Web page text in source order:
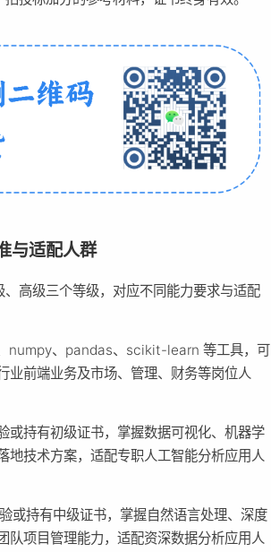
与适配人群
高级三个等级，对应不同能力要求与适配
numpy、pandas、scikit-learn 等工具，可
业前端业务及市场、管理、财务等岗位人
或持有初级证书，掌握数据可视化、机器学
地技术方案，适配专职人工智能分析应用人
或持有中级证书，掌握自然语言处理、深度
队项目管理能力，适配资深数据分析应用人